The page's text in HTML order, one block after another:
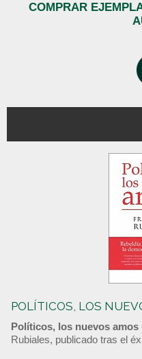
COMPRAR
POLÍTICOS, LOS
Políticos, los nuevos amos
Rubiales, publicado tras el